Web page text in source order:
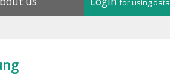
for using data